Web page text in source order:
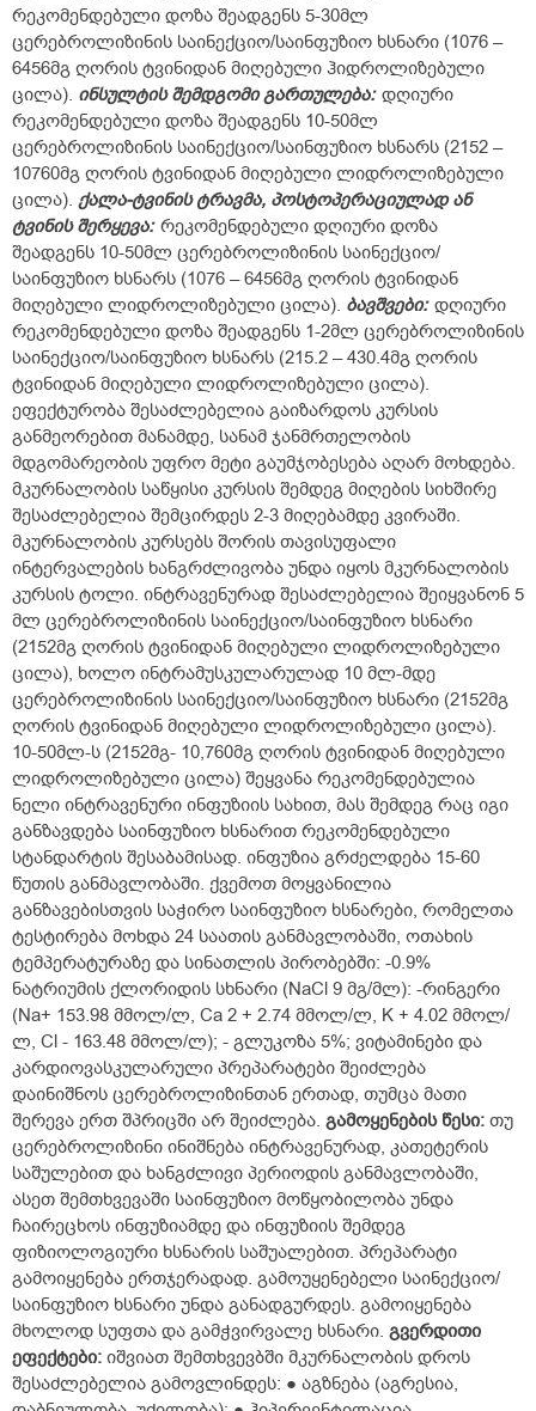
რეკომენდებული დოზა შეადგენს 5-30მლ
ცერებროლიზინის საინექციო/საინფუზიო ხსნარი (1076 –
6456მგ ღორის ტვინიდან მიღებული ჰიდროლიზებული
ცილა). ინსულტის შემდგომი გართულება:დღიური
რეკომენდებული დოზა შეადგენს 10-50მლ
ცერებროლიზინის საინექციო/საინფუზიო ხსნარს (2152 –
10760მგ ღორის ტვინიდან მიღებული ლიდროლიზებული
ცილა). ქალა-ტვინის ტრავმა, პოსტოპერაციულად ან
ტვინის შერყევა:რეკომენდებული დღიური დოზა
შეადგენს 10-50მლ ცერებროლიზინის საინექციო/
საინფუზიო ხსნარს (1076 – 6456მგ ღორის ტვინიდან
მიღებული ლიდროლიზებული ცილა). ბავშვები:დღიური
რეკომენდებული დოზა შეადგენს 1-2მლ ცერებროლიზინის
საინექციო/საინფუზიო ხსნარს (215.2 – 430.4მგ ღორის
ტვინიდან მიღებული ლიდროლიზებული ცილა).
ეფექტურობა შესაძლებელია გაიზარდოს კურსის
განმეორებით მანამდე, სანამ ჯანმრთელობის
მდგომარეობის უფრო მეტი გაუმჯობესება აღარ მოხდება.
მკურნალობის საწყისი კურსის შემდეგ მიღების სიხშირე
შესაძლებელია შემცირდეს 2-3 მიღებამდე კვირაში.
მკურნალობის კურსებს შორის თავისუფალი
ინტერვალების ხანგრძლივობა უნდა იყოს მკურნალობის
კურსის ტოლი. ინტრავენურად შესაძლებელია შეიყვანონ 5
მლ ცერებროლიზინის საინექციო/საინფუზიო ხსნარი
(2152მგ ღორის ტვინიდან მიღებული ლიდროლიზებული
ცილა), ხოლო ინტრამუსკულარულად 10 მლ-მდე
ცერებროლიზინის საინექციო/საინფუზიო ხსნარი (2152მგ
ღორის ტვინიდან მიღებული ლიდროლიზებული ცილა).
10-50მლ-ს (2152მგ- 10,760მგ ღორის ტვინიდან მიღებული
ლიდროლიზებული ცილა) შეყვანა რეკომენდებულია
ნელი ინტრავენური ინფუზიის სახით, მას შემდეგ რაც იგი
განზავდება საინფუზიო ხსნარით რეკომენდებული
სტანდარტის შესაბამისად. ინფუზია გრძელდება 15-60
წუთის განმავლობაში. ქვემოთ მოყვანილია
განზავებისთვის საჭირო საინფუზიო ხსნარები, რომელთა
ტესტირება მოხდა 24 საათის განმავლობაში, ოთახის
ტემპერატურაზე და სინათლის პირობებში: -0.9%
ნატრიუმის ქლორიდის სხნარი (NaCl 9 მგ/მლ): -რინგერი
(Na+ 153.98 მმოლ/ლ, Ca 2 + 2.74 მმოლ/ლ, K + 4.02 მმოლ/
ლ, Cl - 163.48 მმოლ/ლ); - გლუკოზა 5%; ვიტამინები და
კარდიოვასკულარული პრეპარატები შეიძლება
დაინიშნოს ცერებროლიზინთან ერთად, თუმცა მათი
შერევა ერთ შპრიცში არ შეიძლება. გამოყენების წესი: თუ
ცერებროლიზინი ინიშნება ინტრავენურად, კათეტერის
საშულებით და ხანგძლივი პერიოდის განმავლობაში,
ასეთ შემთხვევაში საინფუზიო მოწყობილობა უნდა
ჩაირეცხოს ინფუზიამდე და ინფუზიის შემდეგ
ფიზიოლოგიური ხსნარის საშუალებით. პრეპარატი
გამოიყენება ერთჯერადად. გამოუყენებელი საინექციო/
საინფუზიო ხსნარი უნდა განადგურდეს. გამოიყენება
მხოლოდ სუფთა და გამჭვირვალე ხსნარი. გვერდითი
ეფექტები: იშვიათ შემთხვევბში მკურნალობის დროს
შესაძლებელია გამოვლინდეს: ● აგზნება (აგრესია,